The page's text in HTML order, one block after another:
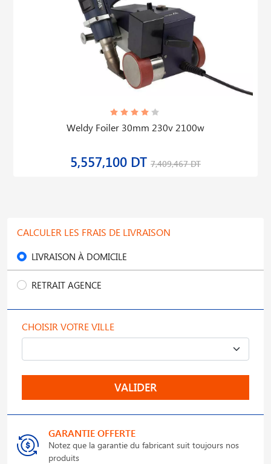
Weldy Foiler 30mm 230v 2100w
5,557,100 DT 7,409,467 DT
CALCULER LES FRAIS DE LIVRAISON
LIVRAISON À DOMICILE
RETRAIT AGENCE
CHOISIR VOTRE VILLE
VALIDER
GARANTIE OFFERTE
Notez que la garantie du fabricant suit toujours nos
produits